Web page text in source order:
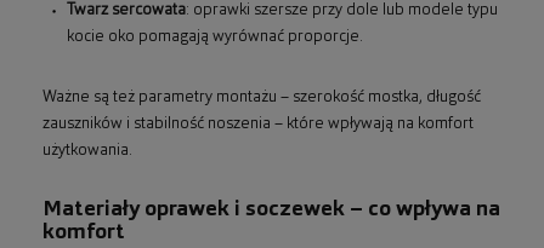
Twarz sercowata: oprawki szersze przy dole lub modele typu
kocie oko pomagają wyrównać proporcje.
Ważne są też parametry montażu – szerokość mostka, długość
zauszników i stabilność noszenia – które wpływają na komfort
użytkowania.
Materiały oprawek i soczewek – co wpływa na
komfort